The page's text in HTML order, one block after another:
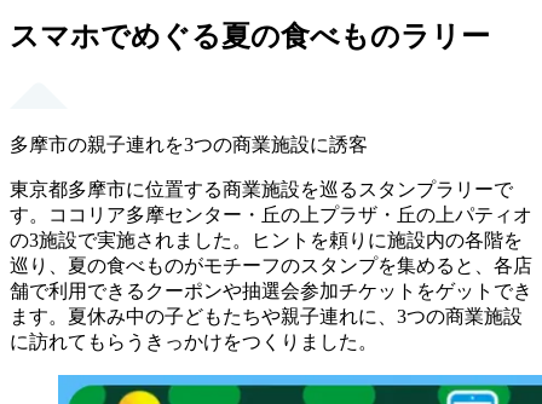
スマホでめぐる夏の食べものラリー
多摩市の親子連れを3つの商業施設に誘客
東京都多摩市に位置する商業施設を巡るスタンプラリーで
す。ココリア多摩センター・丘の上プラザ・丘の上パティオ
の3施設で実施されました。ヒントを頼りに施設内の各階を
巡り、夏の食べものがモチーフのスタンプを集めると、各店
舗で利用できるクーポンや抽選会参加チケットをゲットでき
ます。夏休み中の子どもたちや親子連れに、3つの商業施設
に訪れてもらうきっかけをつくりました。